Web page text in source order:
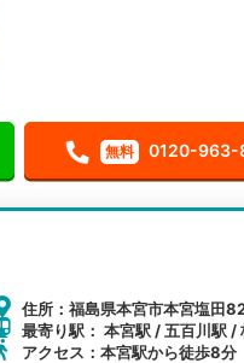
無料 0120-963-
住所：福島県本宮市本宮塩田
最寄り駅： 本宮駅 / 五百川駅 /
アクセス：本宮駅から徒歩8分